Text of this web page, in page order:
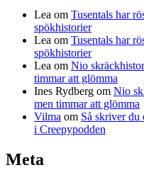
Lea om Tusentals har
spökhistorier
Lea om Tusentals har
spökhistorier
Lea om Nio
timmar att glömma
Ines Rydberg om Nio
men timmar att glömma
Vilma om Så skriver du
i Creepypodden
Meta